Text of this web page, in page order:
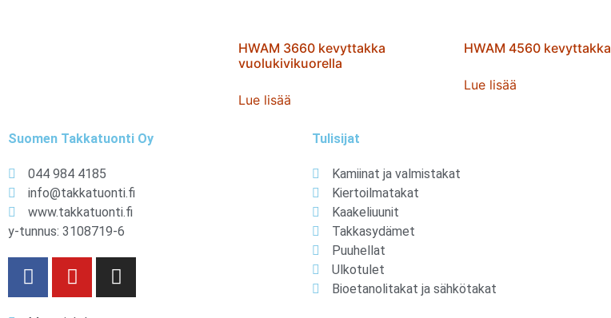
HWAM 3660 kevyttakka
vuolukivikuorella
Lue lisää
HWAM 4560 kevyttakka
Lue lisää
Suomen Takkatuonti Oy
044 984 4185
info@takkatuonti.fi
www.takkatuonti.fi
y-tunnus: 3108719-6
Tulisijat
Kamiinat ja valmistakat
Kiertoilmatakat
Kaakeliuunit
Takkasydämet
Puuhellat
Ulkotulet
Bioetanolitakat ja sähkötakat